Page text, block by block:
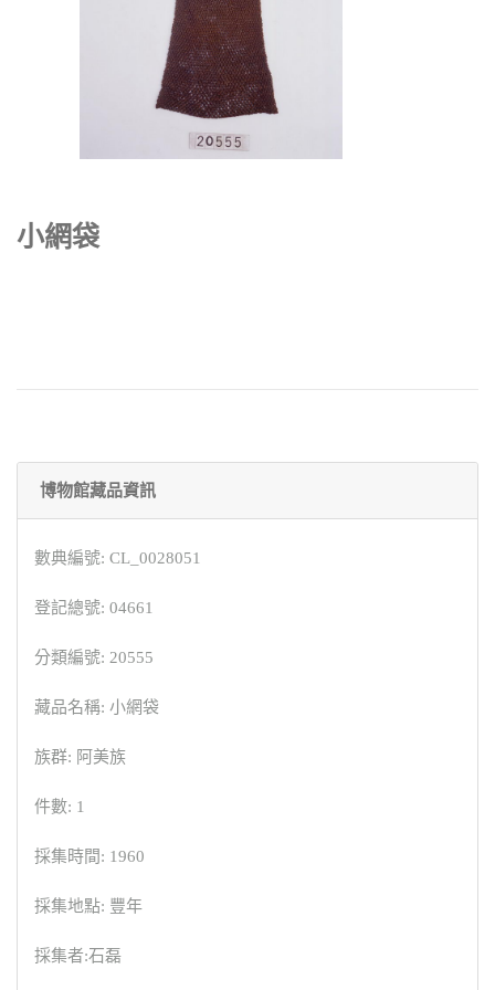
小網袋
博物館藏品資訊
數典編號: CL_0028051
登記總號: 04661
分類編號: 20555
藏品名稱: 小網袋
族群: 阿美族
件數: 1
採集時間: 1960
採集地點: 豐年
採集者:石磊